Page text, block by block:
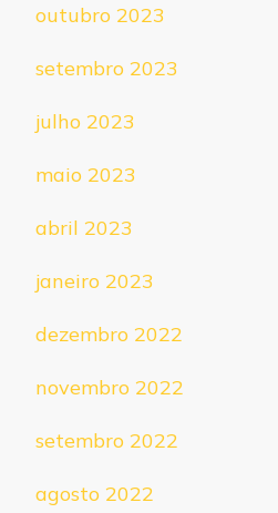
outubro 2023
setembro 2023
julho 2023
maio 2023
abril 2023
janeiro 2023
dezembro 2022
novembro 2022
setembro 2022
agosto 2022